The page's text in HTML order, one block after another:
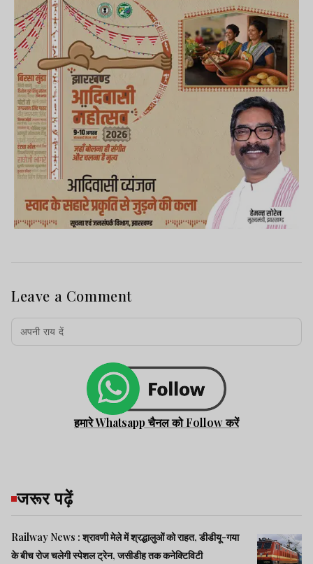
Leave a Comment
हमारे Whatsapp चैनल को Follow करें
जरूर पढ़ें
Railway News : श्रावणी मेले में श्रद्धालुओं को राहत, डीडीयू-गया
के बीच रोज चलेगी स्पेशल ट्रेन, जसीडीह तक कनेक्टिविटी